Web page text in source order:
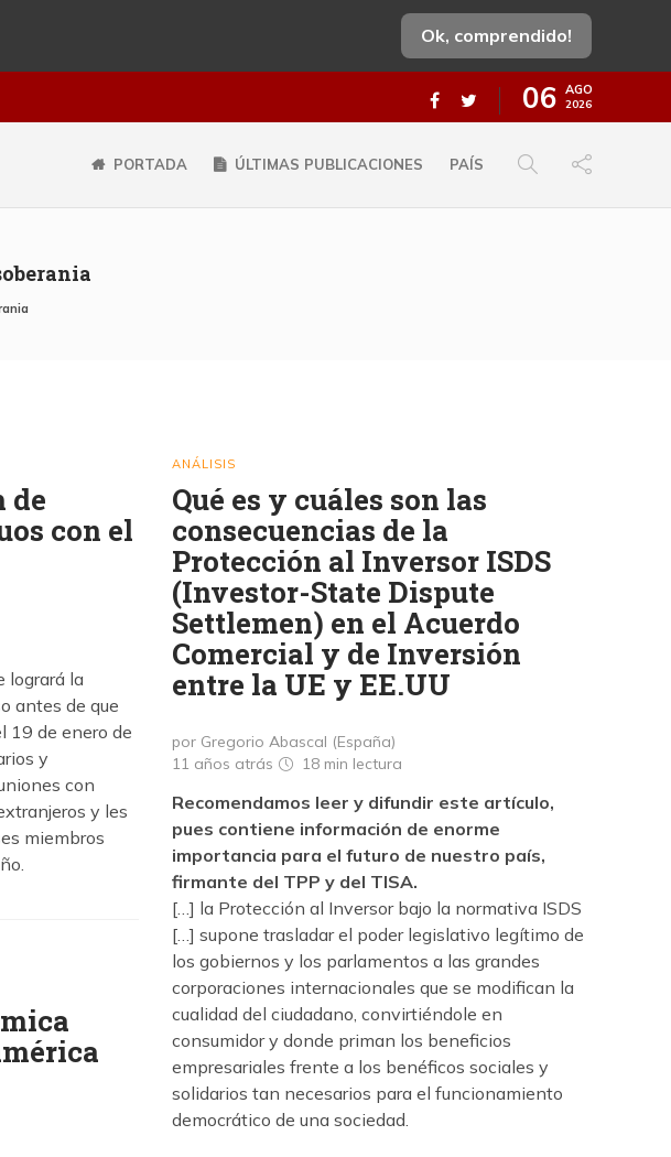
Ok, comprendido!
06 AGO
2026
PORTADA ÚLTIMAS PUBLICACIONES PAÍS
de
con el
logrará la
antes de que
19 de enero de
y
con
y les
miembros
ANÁLISIS
Qué es y cuáles son las
consecuencias de la
Protección al Inversor ISDS
(Investor-State Dispute
Settlemen) en el Acuerdo
Comercial y de Inversión
entre la UE y EE.UU
por Gregorio Abascal (España)
11 años atrás
18 min lectura
Recomendamos leer y difundir este artículo,
pues contiene información de enorme
importancia para el futuro de nuestro país,
firmante del TPP y del TISA.
[…] la Protección al Inversor bajo la normativa ISDS
[…] supone trasladar el poder legislativo legítimo de
los gobiernos y los parlamentos a las grandes
corporaciones internacionales que se modifican la
cualidad del ciudadano, convirtiéndole en
consumidor y donde priman los beneficios
empresariales frente a los benéficos sociales y
solidarios tan necesarios para el funcionamiento
democrático de una sociedad.